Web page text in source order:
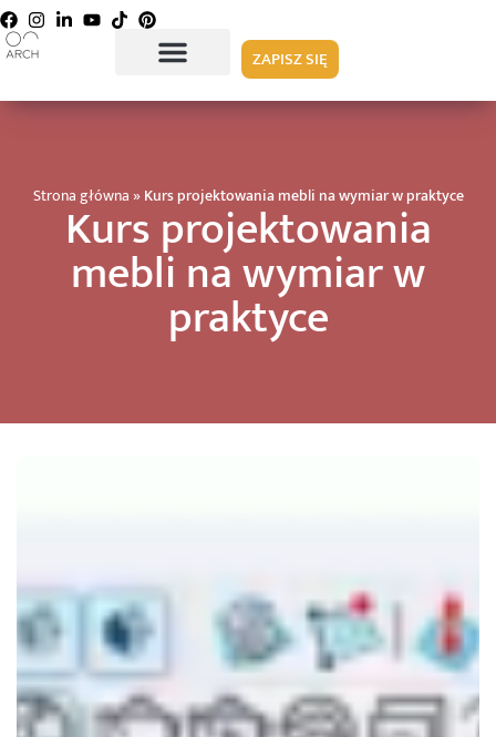
ZAPISZ SIĘ
Strona główna »Kurs projektowania mebli na wymiar w praktyce
Kurs projektowania
mebli na wymiar w
praktyce